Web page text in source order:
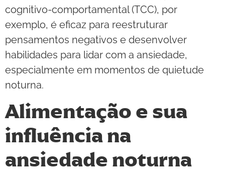
cognitivo-comportamental (TCC), por
exemplo, é eficaz para reestruturar
pensamentos negativos e desenvolver
habilidades para lidar com a ansiedade,
especialmente em momentos de quietude
noturna.
Alimentação e sua
influência na
ansiedade noturna